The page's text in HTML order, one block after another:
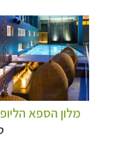
מלון הספא